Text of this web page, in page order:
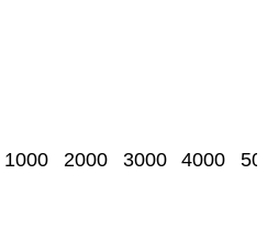
1000 2000 3000 4000